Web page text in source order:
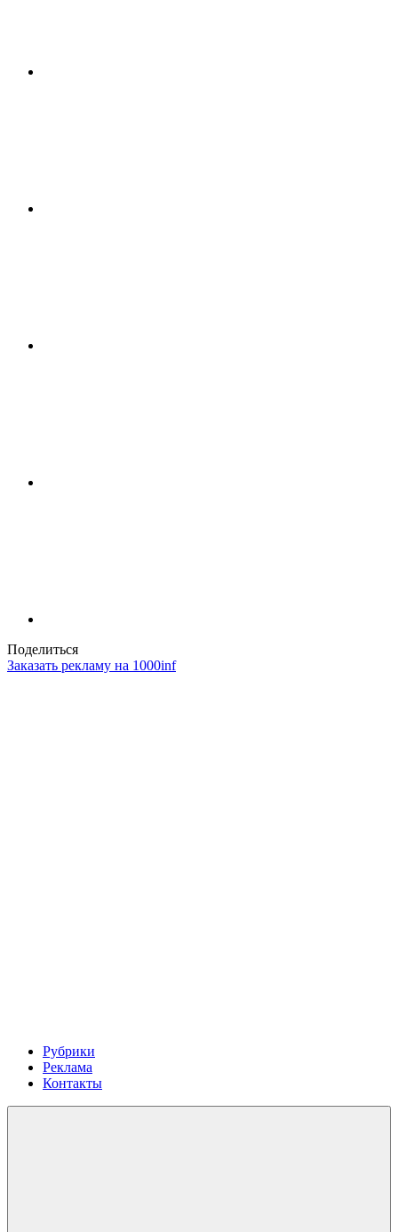
Поделиться
Заказать рекламу на 1000inf
Рубрики
Реклама
Контакты